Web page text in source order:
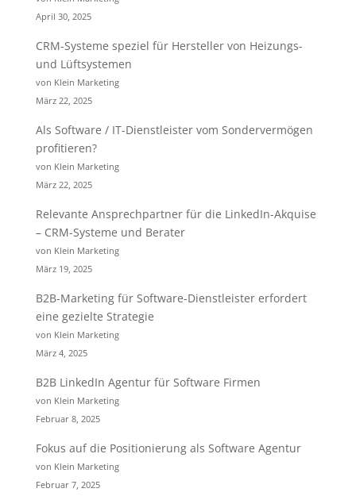
April 30, 2025
CRM-Systeme speziel für Hersteller von Heizungs-
und Lüftsystemen
von Klein Marketing
März 22, 2025
Als Software / IT-Dienstleister vom Sondervermögen
profitieren?
von Klein Marketing
März 22, 2025
Relevante Ansprechpartner für die LinkedIn-Akquise
– CRM-Systeme und Berater
von Klein Marketing
März 19, 2025
B2B-Marketing für Software-Dienstleister erfordert
eine gezielte Strategie
von Klein Marketing
März 4, 2025
B2B LinkedIn Agentur für Software Firmen
von Klein Marketing
Februar 8, 2025
Fokus auf die Positionierung als Software Agentur
von Klein Marketing
Februar 7, 2025